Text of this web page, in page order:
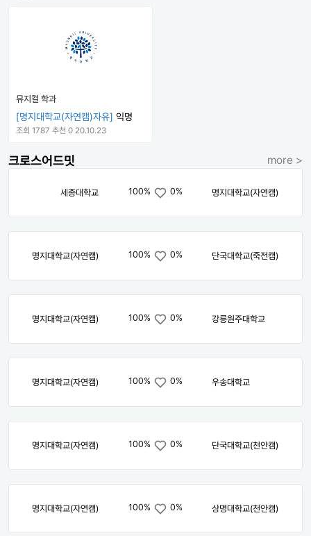
뮤지컬 학과
[명지대학교(자연캠)자유] 익명
조회 1787 추천 0 20.10.23
크로스어드밋 more >
세종대학교 100% 0% 명지대학교(자연캠)
명지대학교(자연캠) 100% 0% 단국대학교(죽전캠)
명지대학교(자연캠) 100% 0% 강릉원주대학교
명지대학교(자연캠) 100% 0% 우송대학교
명지대학교(자연캠) 100% 0% 단국대학교(천안캠)
명지대학교(자연캠) 100% 0% 상명대학교(천안캠)